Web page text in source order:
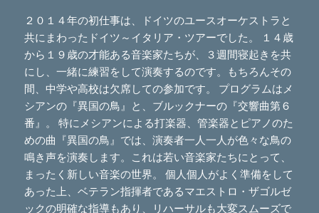
２０１４年の初仕事は、ドイツのユースオーケストラと
共にまわったドイツ～イタリア・ツアーでした。 １４歳
から１９歳の才能ある音楽家たちが、３週間寝起きを共
にし、一緒に練習をして演奏するのです。もちろんその
間、中学や高校は欠席しての参加です。 プログラムはメ
シアンの『異国の鳥』と、ブルックナーの『交響曲第６
番』。 特にメシアンによる打楽器、管楽器とピアノのた
めの曲『異国の鳥』では、演奏者一人一人が色々な鳥の
鳴き声を演奏します。これは若い音楽家たちにとって、
まったく新しい音楽の世界。 個人個人がよく準備をして
あった上、ベテラン指揮者であるマエストロ・ザゴルゼ
ックの明確な指導もあり、リハーサルも大変スムーズで